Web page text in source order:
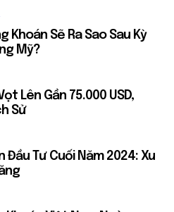
Khoán Sẽ Ra Sao Sau Kỳ
Mỹ?
Lên Gần 75.000 USD,
Sử
Đầu Tư Cuối Năm 2024: Xu